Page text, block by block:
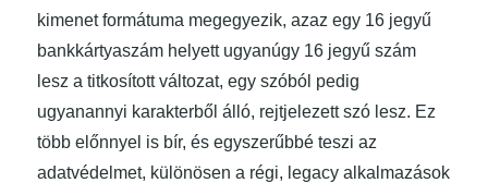
kimenet formátuma megegyezik, azaz egy 16 jegyű
bankkártyaszám helyett ugyanúgy 16 jegyű szám
lesz a titkosított változat, egy szóból pedig
ugyanannyi karakterből álló, rejtjelezett szó lesz. Ez
több előnnyel is bír, és egyszerűbbé teszi az
adatvédelmet, különösen a régi, legacy alkalmazások